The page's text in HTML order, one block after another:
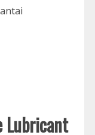
Lubricant